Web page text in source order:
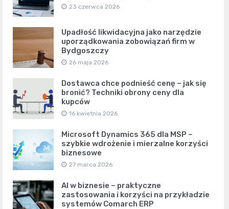
23 czerwca 2026
Upadłość likwidacyjna jako narzędzie
uporządkowania zobowiązań firm w
Bydgoszczy
26 maja 2026
Dostawca chce podnieść cenę – jak się
bronić? Techniki obrony ceny dla
kupców
16 kwietnia 2026
Microsoft Dynamics 365 dla MSP –
szybkie wdrożenie i mierzalne korzyści
biznesowe
27 marca 2026
AI w biznesie – praktyczne
zastosowania i korzyści na przykładzie
systemów Comarch ERP